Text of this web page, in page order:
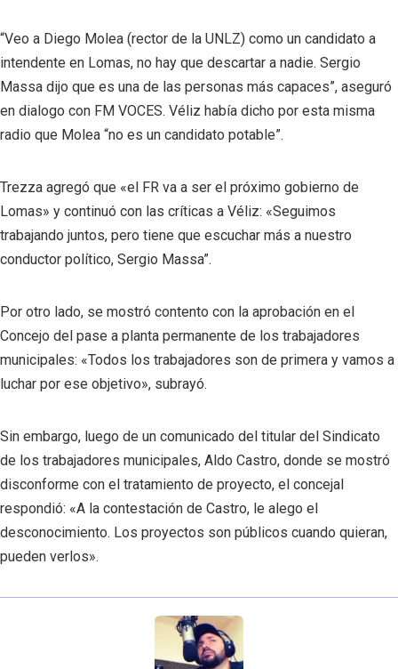
“Veo a Diego Molea (rector de la UNLZ) como un candidato a
intendente en Lomas, no hay que descartar a nadie. Sergio
Massa dijo que es una de las personas más capaces”, aseguró
en dialogo con FM VOCES. Véliz había dicho por esta misma
radio que Molea “no es un candidato potable”.
Trezza agregó que «el FR va a ser el próximo gobierno de
Lomas» y continuó con las críticas a Véliz: «Seguimos
trabajando juntos, pero tiene que escuchar más a nuestro
conductor político, Sergio Massa”.
Por otro lado, se mostró contento con la aprobación en el
Concejo del pase a planta permanente de los trabajadores
municipales: «Todos los trabajadores son de primera y vamos a
luchar por ese objetivo», subrayó.
Sin embargo, luego de un comunicado del titular del Sindicato
de los trabajadores municipales, Aldo Castro, donde se mostró
disconforme con el tratamiento de proyecto, el concejal
respondió: «A la contestación de Castro, le alego el
desconocimiento. Los proyectos son públicos cuando quieran,
pueden verlos».